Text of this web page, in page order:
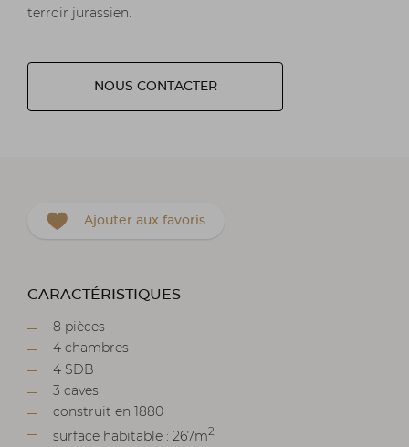
terroir jurassien.
NOUS CONTACTER
Ajouter aux favoris
CARACTÉRISTIQUES
8 pièces
4 chambres
4 SDB
3 caves
construit en 1880
surface habitable : 267m2